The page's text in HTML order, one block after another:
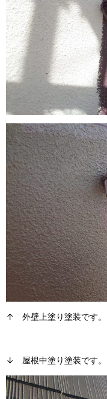
↑ 外壁上塗り塗装です。
↓ 屋根中塗り塗装です。